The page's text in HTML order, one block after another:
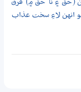
انهن لاءِ سخت عذاب